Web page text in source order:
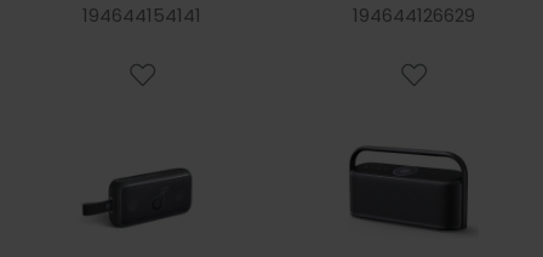
30W, IPX7, 13h
(A3135011)
194644154141
12h, crni, A3130011
194644126629